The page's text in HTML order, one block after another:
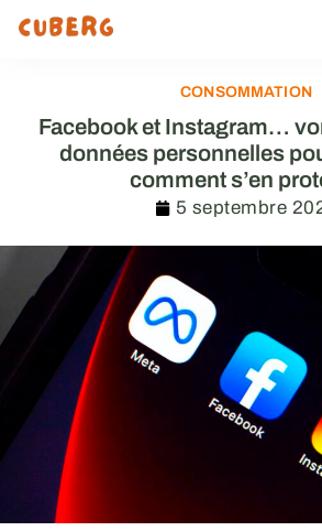
CONSOMMATION
Facebook et Instagram…
données personnelles
comment s’en
5 septembre